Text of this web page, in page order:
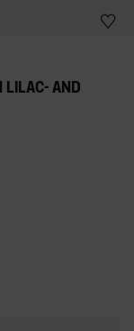
LILAC- AND